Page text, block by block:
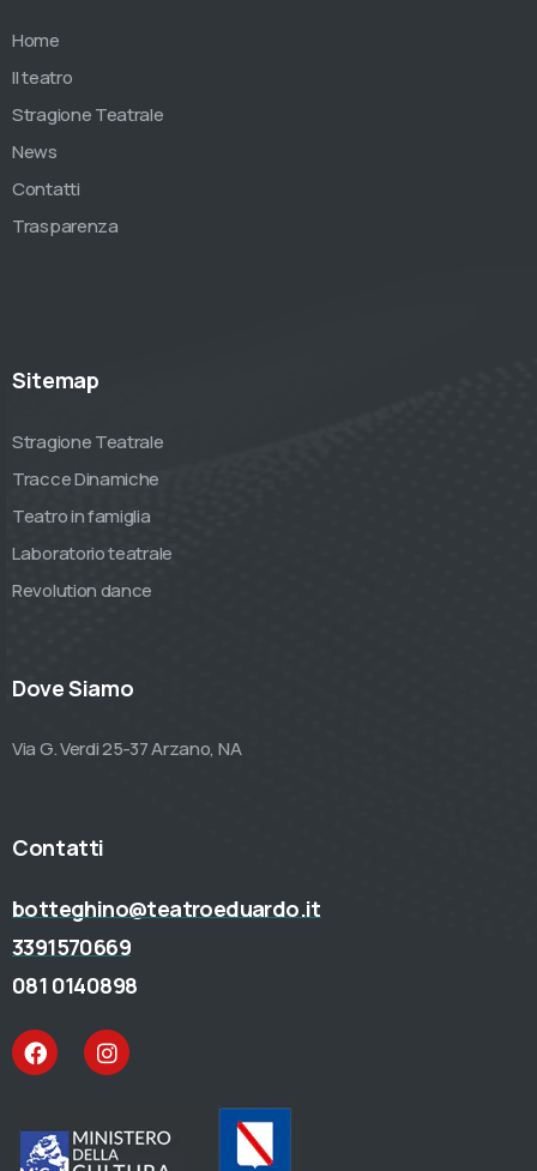
Home
Il teatro
Stragione Teatrale
News
Contatti
Trasparenza
Sitemap
Stragione Teatrale
Tracce Dinamiche
Teatro in famiglia
Laboratorio teatrale
Revolution dance
Dove Siamo
Via G. Verdi 25-37 Arzano, NA
Contatti
botteghino@teatroeduardo.it
3391570669
081 0140898